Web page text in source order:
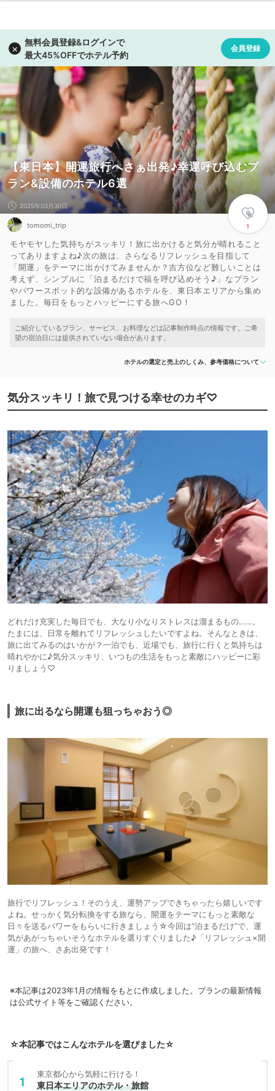
【東日本】開運旅行へさぁ出発♪幸運呼び込むプ
ラン&設備のホテル6選
1
2025年03月30日
tomomi_trip
モヤモヤした気持ちがスッキリ！旅に出かけると気分が晴れること
ってありますよね♪次の旅は、さらなるリフレッシュを目指して
「開運」をテーマに出かけてみませんか？吉方位など難しいことは
考えず、シンプルに「泊まるだけで福を呼び込めそう♪」なプラン
やパワースポット的な設備があるホテルを、東日本エリアから集め
ました。毎日をもっとハッピーにする旅へGO！
ホテルの選定と売上のしくみ、参考価格について
気分スッキリ！旅で見つける幸せのカギ♡
どれだけ充実した毎日でも、大なり小なりストレスは溜まるもの……。
たまには、日常を離れてリフレッシュしたいですよね。そんなときは、
旅に出てみるのはいかが？一泊でも、近場でも、旅行に行くと気持ちは
晴れやかに♪気分スッキリ、いつもの生活をもっと素敵にハッピーに彩
りましょう♡
旅に出るなら開運も狙っちゃおう◎
旅行でリフレッシュ！そのうえ、運勢アップできちゃったら嬉しいです
よね。せっかく気分転換をする旅なら、開運をテーマにもっと素敵な
日々を送るパワーをもらいに行きましょう☆今回は“泊まるだけ”で、運
気があがっちゃいそうなホテルを選りすぐりました♪「リフレッシュ×開
運」の旅へ、さあ出発です！
※本記事は2023年1月の情報をもとに作成しました。プランの最新情報
は公式サイト等をご確認ください。
☆本記事ではこんなホテルを選びました☆
東京都心から気軽に行ける！
東日本エリアのホテル・旅館